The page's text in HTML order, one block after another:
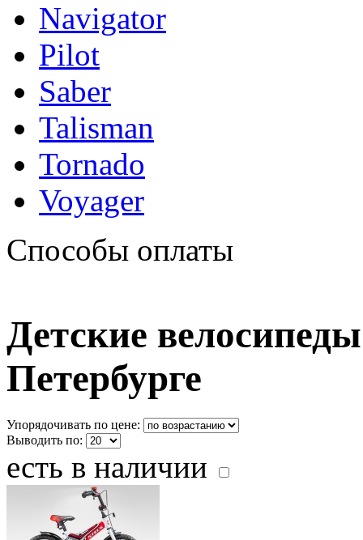
Navigator
Pilot
Saber
Talisman
Tornado
Voyager
Способы оплаты
Детские
Петербурге
Упорядочивать по цене:
Выводить по:
есть в наличии